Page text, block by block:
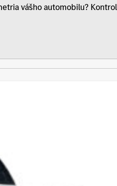
vášho automobilu?